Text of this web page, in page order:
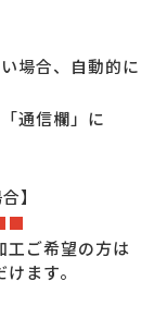
場合、自動的に
通信欄」に
】
工ご希望の方は
ます。